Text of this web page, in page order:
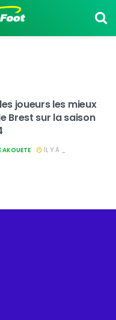
joueurs les mieux
Brest sur la saison
AKOUETE IL Y A _